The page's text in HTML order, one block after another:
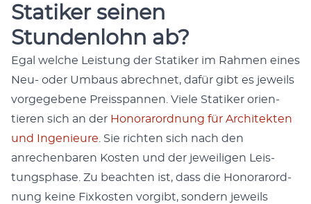
Statikerseinen
Stundenlohn ab?
Egal welche Leis­tung der Sta­tik­er im Rah­men eines
Neu- oder Umbaus abrech­net, dafür gibt es jew­eils
vorgegebene Preiss­pan­nen. Viele Sta­tik­er ori­en­
tieren sich an der Hon­o­rarord­nung für Architek­ten
und Inge­nieure . Sie richt­en sich nach den
anrechen­baren Kosten und der jew­eili­gen Leis­
tungsphase. Zu beacht­en ist, dass die Hon­o­rarord­
nung keine Fixkosten vorgibt, son­dern jew­eils